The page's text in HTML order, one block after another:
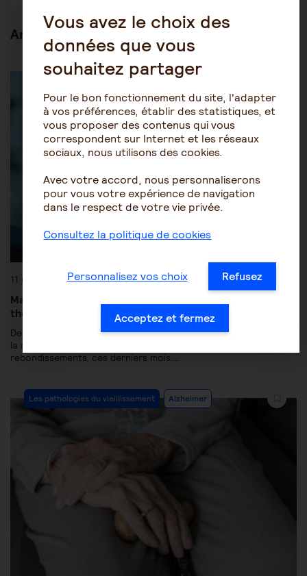
Articles en lien
Les pathologies du vieillissement Alzheimer
11 mai 2026
Maladie d’Alzheimer : où en est la recherche
thérapeutique ?
Des espoirs, des déceptions, des découvertes... L'actualité de
la recherche sur Alzheimer n'a pas manqué de
rebondissements, ces derniers mois.…
Les pathologies du vieillissement Alzheimer
Vous avez le choix des
données que vous
souhaitez partager
Pour le bon fonctionnement du site, l'adapter
à vos préférences, établir des statistiques, et
vous proposer des contenus qui vous
correspondent sur Internet et les réseaux
sociaux, nous utilisons des cookies.
Avec votre accord, nous personnaliserons
pour vous votre expérience de navigation
dans le respect de votre vie privée.
Consultez la politique de cookies
Personnalisez vos choix Refusez
Acceptez et fermez